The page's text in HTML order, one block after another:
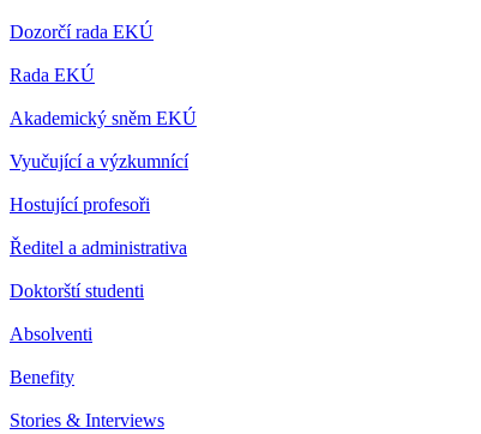
Dozorčí rada EKÚ
Rada EKÚ
Akademický sněm EKÚ
Vyučující a výzkumnící
Hostující profesoři
Ředitel a administrativa
Doktorští studenti
Absolventi
Benefity
Stories & Interviews